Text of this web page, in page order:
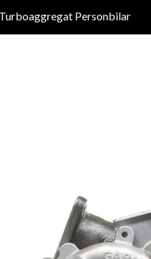
Turboaggregat Personbilar